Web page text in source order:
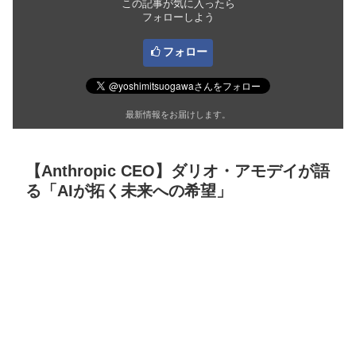
この記事が気に入ったら
フォローしよう
フォロー
最新情報をお届けします。
【Anthropic CEO】ダリオ・アモデイが語
る「AIが拓く未来への希望」